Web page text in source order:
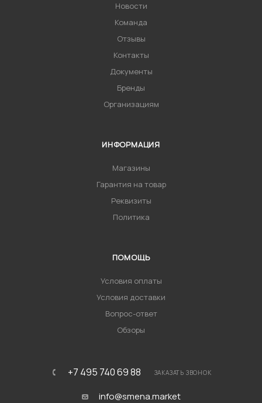
Новости
Команда
Отзывы
Контакты
Документы
Бренды
Организациям
ИНФОРМАЦИЯ
Магазины
Гарантия на товар
Реквизиты
Политика
ПОМОЩЬ
Условия оплаты
Условия доставки
Вопрос-ответ
Обзоры
+7 495 740 69 88 ЗАКАЗАТЬ ЗВОНОК
info@smena.market